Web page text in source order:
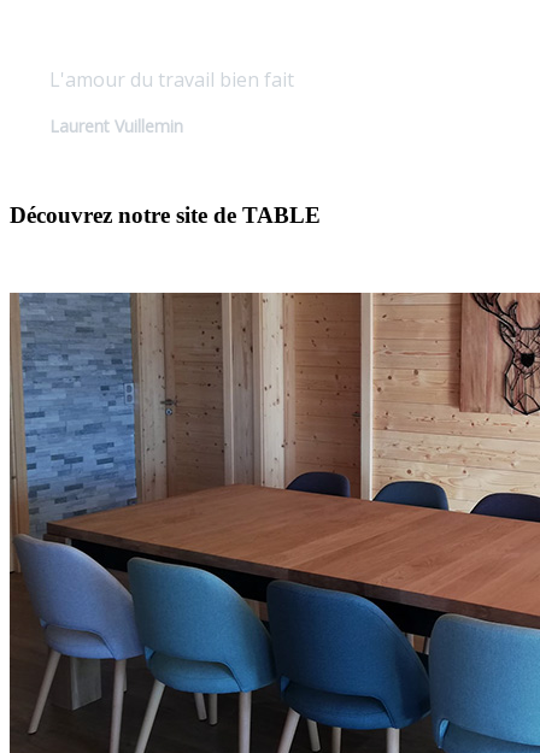
L'amour du travail bien fait
Laurent Vuillemin
Découvrez notre site de TABLE